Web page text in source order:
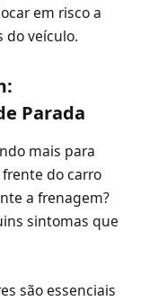
em risco a
do veículo.
Parada
mais para
do carro
a frenagem?
sintomas que
são essenciais